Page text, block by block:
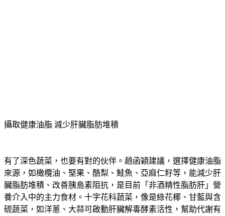
來源，如橄欖油、堅果、酪梨、鮭魚、亞麻仁籽等，能減少肝
臟脂肪堆積、改善胰島素阻抗，是目前「非酒精性脂肪肝」營
養介入中的主力食材。十字花科蔬菜，像是綠花椰、甘藍與含
硫蔬菜，如洋蔥、大蒜可啟動肝臟解毒酵素活性，幫助代謝有
害物質。也可搭配天然抗氧化物來源，例如綠茶與薑黃，其內